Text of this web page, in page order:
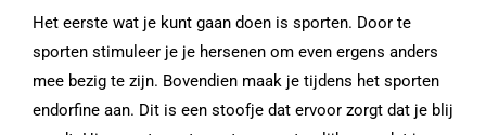
Het eerste wat je kunt gaan doen is sporten. Door te
sporten stimuleer je je hersenen om even ergens anders
mee bezig te zijn. Bovendien maak je tijdens het sporten
endorfine aan. Dit is een stoofje dat ervoor zorgt dat je blij